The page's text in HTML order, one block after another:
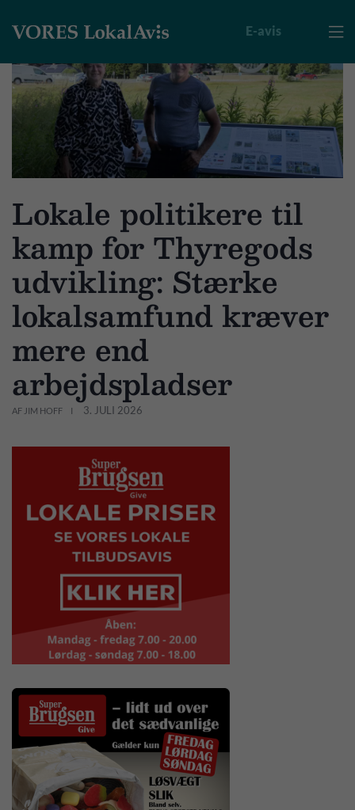

E-avis
Lokale politikere til
kamp for Thyregods
udvikling: Stærke
lokalsamfund kræver
mere end
arbejdspladser
AF JIM HOFF 3. JULI 2026